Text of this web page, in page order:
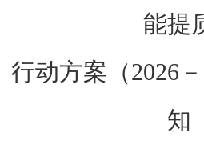
能提
行动方案（2026
知